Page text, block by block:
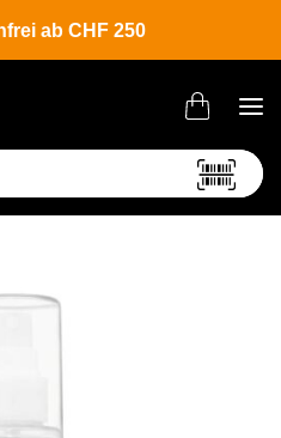
ab CHF 250